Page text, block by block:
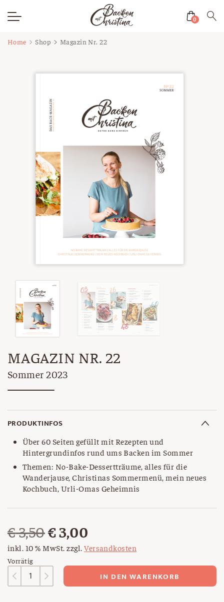
0
Home Shop Magazin Nr. 22
MAGAZIN NR. 22
Sommer 2023
€3,50Ursprünglicher
Preis
war:
€ 3,50
€3,00
Preis
ist:
€ 3,00.
inkl. 10 % MwSt. zzgl.Versandkosten
Vorrätig
Magazin
Nr.
IN DEN WARENKORB
PRODUKTINFOS
Über 60 Seiten gefüllt mit Rezepten und
Hintergrundinfos rund ums Backen im Sommer
Themen: No-Bake-Dessertträume, alles für die
Wanderjause, Christinas Sommermenü, mein neues
Kochbuch, Urli-Omas Geheimnis